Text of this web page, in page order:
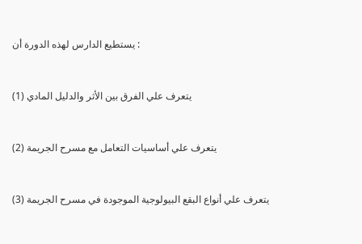
يستطيع الدارس لهذه الدورة أن :
(1) يتعرف علي الفرق بين الأثر والدليل المادي
(2) يتعرف علي أساسيات التعامل مع مسرح الجريمة
(3) يتعرف علي أنواع البقع البيولوجية الموجودة في مسرح الجريمة